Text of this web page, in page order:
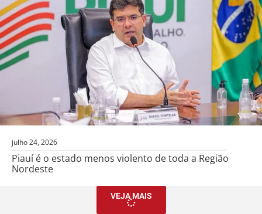
julho 24, 2026
Piauí é o estado menos violento de toda a Região
Nordeste
VEJA MAIS